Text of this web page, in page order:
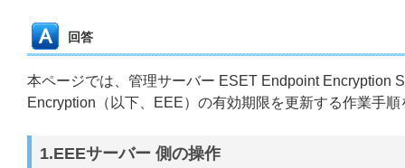
回答
本ページでは、管理サーバー ESET Endpoint Encryption
Encryption（以下、EEE）の有効期限を更新する作業手
1.EEEサーバー 側の操作